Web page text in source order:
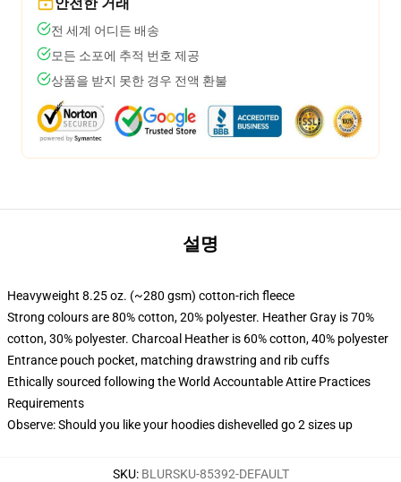
전 세계 어디든 배송
모든 소포에 추적 번호 제공
상품을 받지 못한 경우 전액 환불
설명
Heavyweight 8.25 oz. (~280 gsm) cotton-rich fleece
Strong colours are 80% cotton, 20% polyester. Heather Gray is 70%
cotton, 30% polyester. Charcoal Heather is 60% cotton, 40% polyester
Entrance pouch pocket, matching drawstring and rib cuffs
Ethically sourced following the World Accountable Attire Practices
Requirements
Observe: Should you like your hoodies dishevelled go 2 sizes up
SKU: BLURSKU-85392-DEFAULT